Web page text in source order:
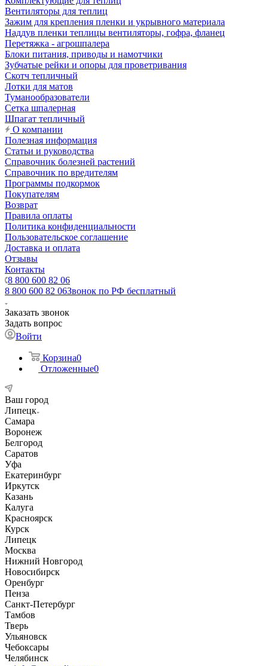
Вентиляторы для теплиц
Зажим для крепления пленки и укрывного материала
Наддув пленки теплицы вентиляторы, гофра, фланец
Перетяжка - агрошпалера
Блоки питания, приводы и намотчики
Зубчатые рейки и опоры для проветривания
Скотч тепличный
Лотки для матов
Туманообразователи
Сетка шпалерная
Шпагат тепличный
О компании
Полезная информация
Статьи и руководства
Справочник болезней растений
Справочник по вредителям
Программы подкормок
Покупателям
Возврат
Правила оплаты
Политика конфиденциальности
Пользовательское соглашение
Доставка и оплата
Отзывы
Контакты
8 800 600 82 06
8 800 600 82 06Звонок по РФ бесплатный
Заказать звонок
Задать вопрос
Войти
Корзина0
Отложенные0
Ваш город
Липецк
Самара
Воронеж
Белгород
Саратов
Уфа
Екатеринбург
Иркутск
Казань
Калуга
Красноярск
Курск
Липецк
Москва
Нижний Новгород
Новосибирск
Оренбург
Пенза
Санкт-Петербург
Тамбов
Тверь
Ульяновск
Чебоксары
Челябинск